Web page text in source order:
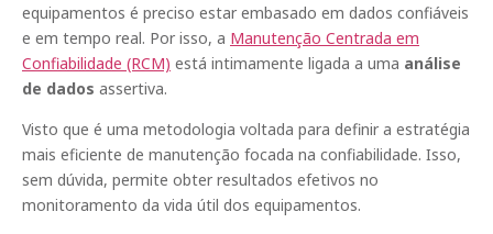
equipamentos é preciso estar embasado em dados confiáveis
e em tempo real. Por isso, a Manutenção Centrada em
Confiabilidade (RCM) está intimamente ligada a uma análise
de dados assertiva.
Visto que é uma metodologia voltada para definir a estratégia
mais eficiente de manutenção focada na confiabilidade. Isso,
sem dúvida, permite obter resultados efetivos no
monitoramento da vida útil dos equipamentos.